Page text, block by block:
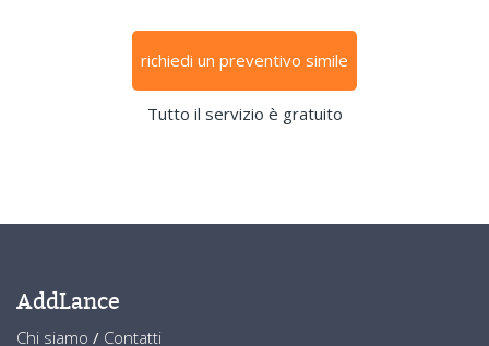
richiedi un preventivo simile
Tutto il servizio è gratuito
AddLance
Chi siamo / Contatti